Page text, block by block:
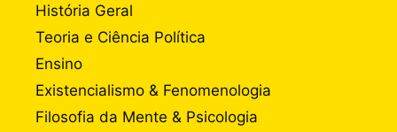
História Geral
Teoria e Ciência Política
Ensino
Existencialismo & Fenomenologia
Filosofia da Mente & Psicologia